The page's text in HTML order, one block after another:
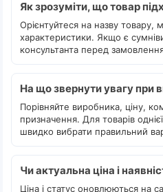
Як зрозуміти, що товар
Орієнтуйтеся на назву
характеристики. Якщо є
консультанта перед
На що звернути увагу при
Порівняйте виробника, ціну,
призначення. Для товарів
швидко вибрати правильний
Чи актуальна ціна і
Ціна і статус оновлюються на